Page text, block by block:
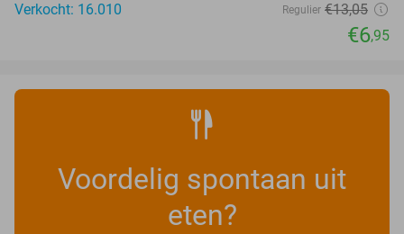
Verkocht: 16.010
Regulier €13,05
€6,95
Voordelig spontaan uit
eten?